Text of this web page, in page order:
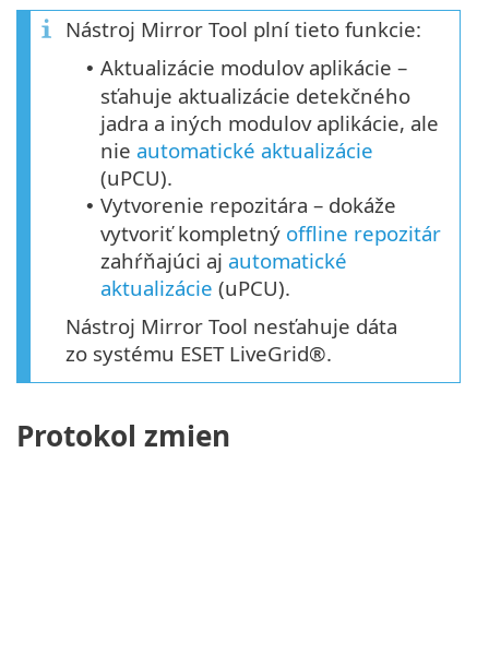
Nástroj Mirror Tool plní tieto funkcie:
• Aktualizácie modulov aplikácie –
sťahuje aktualizácie detekčného
jadra a iných modulov aplikácie, ale
nie automatické aktualizácie
(uPCU).
• Vytvorenie repozitára – dokáže
vytvoriť kompletný offline repozitár
zahŕňajúci aj automatické
aktualizácie (uPCU).
Nástroj Mirror Tool nesťahuje dáta
zo systému ESET LiveGrid®.
Protokol zmien